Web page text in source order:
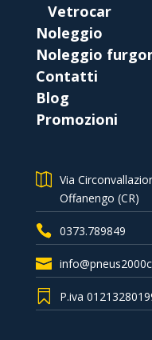
Vetrocar
Noleggio
Noleggio
Contatti
Blog
Promozioni
Via
Offanengo (CR)
0373.789849
P.iva